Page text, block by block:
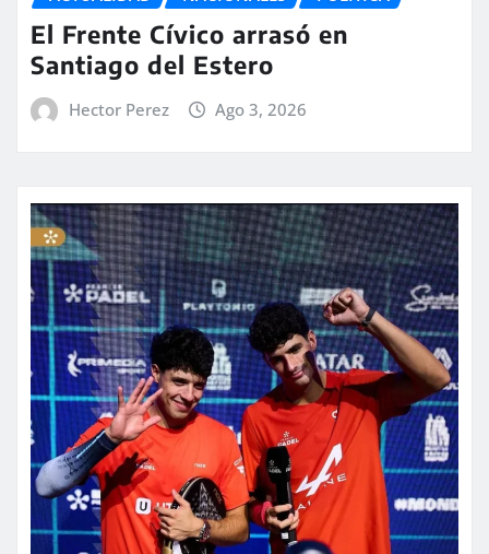
El Frente Cívico arrasó en
Santiago del Estero
Hector Perez Ago 3, 2026